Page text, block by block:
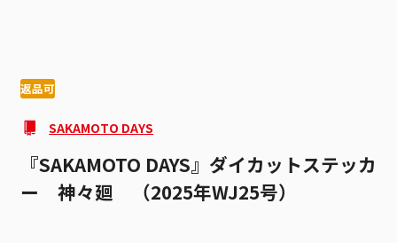
返品可
SAKAMOTO DAYS
『SAKAMOTO DAYS』ダイカットステッカ
ー 神々廻 （2025年WJ25号）